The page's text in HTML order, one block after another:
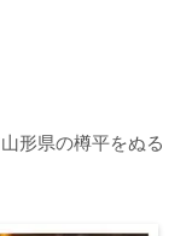
形県の樽平をぬる